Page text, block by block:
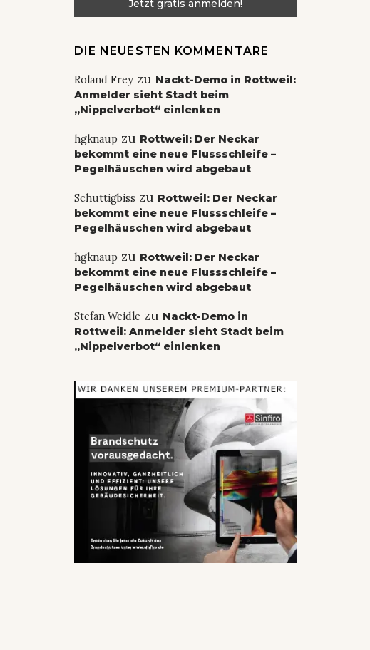
DIE NEUESTEN KOMMENTARE
Roland Freyzu Nackt-Demo in Rottweil:
Anmelder sieht Stadt beim
„Nippelverbot“ einlenken
hgknaupzu Rottweil: Der Neckar
bekommt eine neue Flussschleife –
Pegelhäuschen wird abgebaut
Schuttigbiss zu Rottweil: Der Neckar
bekommt eine neue Flussschleife –
Pegelhäuschen wird abgebaut
hgknaupzu Rottweil: Der Neckar
bekommt eine neue Flussschleife –
Pegelhäuschen wird abgebaut
Stefan Weidle zu Nackt-Demo in
Rottweil: Anmelder sieht Stadt beim
„Nippelverbot“ einlenken